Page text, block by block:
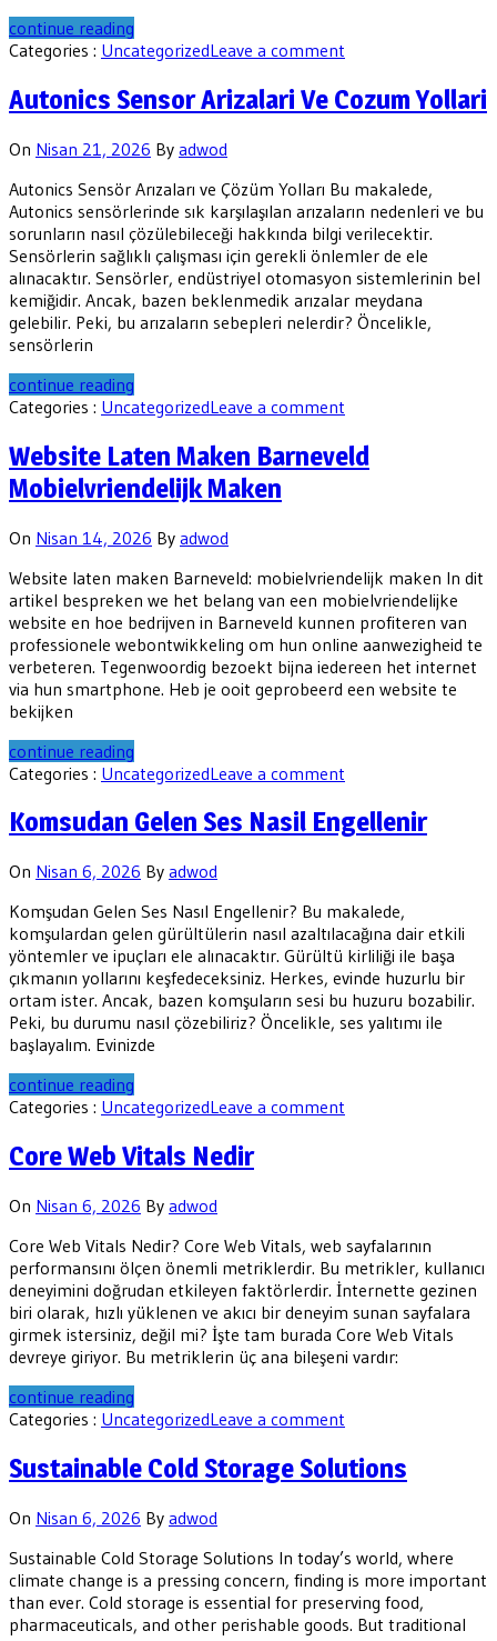
continue reading
Categories : UncategorizedLeave a comment
Autonics Sensor Arizalari Ve Cozum Yollari
On Nisan 21, 2026 By adwod
Autonics Sensör Arızaları ve Çözüm Yolları Bu makalede,
Autonics sensörlerinde sık karşılaşılan arızaların nedenleri ve bu
sorunların nasıl çözülebileceği hakkında bilgi verilecektir.
Sensörlerin sağlıklı çalışması için gerekli önlemler de ele
alınacaktır. Sensörler, endüstriyel otomasyon sistemlerinin bel
kemiğidir. Ancak, bazen beklenmedik arızalar meydana
gelebilir. Peki, bu arızaların sebepleri nelerdir? Öncelikle,
sensörlerin
continue reading
Categories : UncategorizedLeave a comment
Website Laten Maken Barneveld
Mobielvriendelijk Maken
On Nisan 14, 2026 By adwod
Website laten maken Barneveld: mobielvriendelijk maken In dit
artikel bespreken we het belang van een mobielvriendelijke
website en hoe bedrijven in Barneveld kunnen profiteren van
professionele webontwikkeling om hun online aanwezigheid te
verbeteren. Tegenwoordig bezoekt bijna iedereen het internet
via hun smartphone. Heb je ooit geprobeerd een website te
bekijken
continue reading
Categories : UncategorizedLeave a comment
Komsudan Gelen Ses Nasil Engellenir
On Nisan 6, 2026 By adwod
Komşudan Gelen Ses Nasıl Engellenir? Bu makalede,
komşulardan gelen gürültülerin nasıl azaltılacağına dair etkili
yöntemler ve ipuçları ele alınacaktır. Gürültü kirliliği ile başa
çıkmanın yollarını keşfedeceksiniz. Herkes, evinde huzurlu bir
ortam ister. Ancak, bazen komşuların sesi bu huzuru bozabilir.
Peki, bu durumu nasıl çözebiliriz? Öncelikle, ses yalıtımı ile
başlayalım. Evinizde
continue reading
Categories : UncategorizedLeave a comment
Core Web Vitals Nedir
On Nisan 6, 2026 By adwod
Core Web Vitals Nedir? Core Web Vitals, web sayfalarının
performansını ölçen önemli metriklerdir. Bu metrikler, kullanıcı
deneyimini doğrudan etkileyen faktörlerdir. İnternette gezinen
biri olarak, hızlı yüklenen ve akıcı bir deneyim sunan sayfalara
girmek istersiniz, değil mi? İşte tam burada Core Web Vitals
devreye giriyor. Bu metriklerin üç ana bileşeni vardır:
continue reading
Categories : UncategorizedLeave a comment
Sustainable Cold Storage Solutions
On Nisan 6, 2026 By adwod
Sustainable Cold Storage Solutions In today’s world, where
climate change is a pressing concern, finding is more important
than ever. Cold storage is essential for preserving food,
pharmaceuticals, and other perishable goods. But traditional